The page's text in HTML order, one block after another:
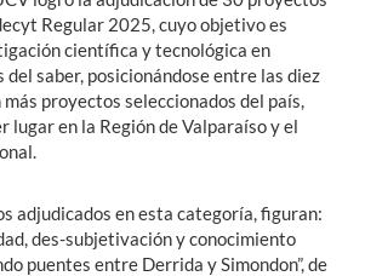
Regular 2025, cuyo objetivo es
científica y tecnológica en
saber, posicionándose entre las diez
proyectos seleccionados del país,
lugar en la Región de Valparaíso y el
adjudicados en esta categoría, figuran:
des-subjetivación y conocimiento
puentes entre Derrida y Simondon”, de